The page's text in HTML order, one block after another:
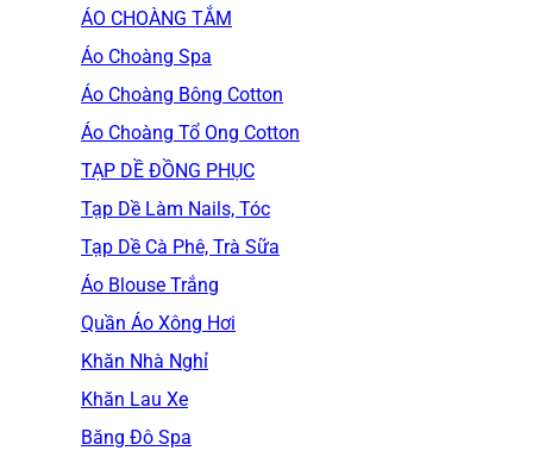
ÁO CHOÀNG TẮM
Áo Choàng Spa
Áo Choàng Bông Cotton
Áo Choàng Tổ Ong Cotton
TẠP DỀ ĐỒNG PHỤC
Tạp Dề Làm Nails, Tóc
Tạp Dề Cà Phê, Trà Sữa
Áo Blouse Trắng
Quần Áo Xông Hơi
Khăn Nhà Nghỉ
Khăn Lau Xe
Băng Đô Spa